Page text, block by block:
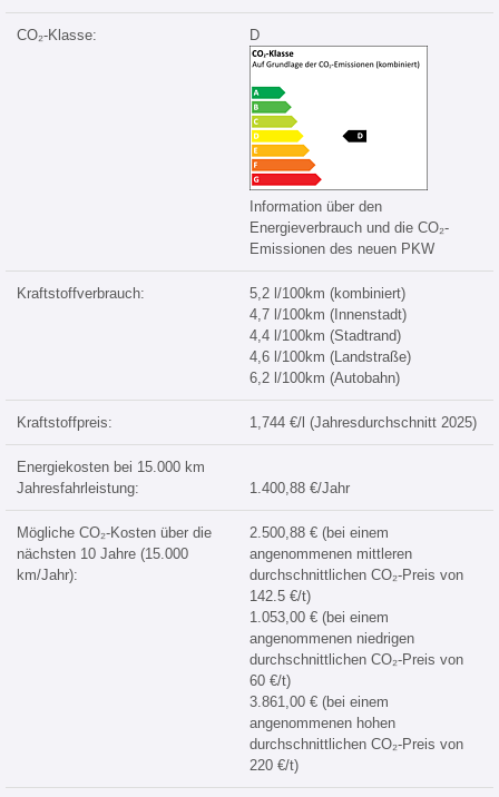
CO₂-Klasse: D
Information über den
Energieverbrauch und die CO₂-
Emissionen des neuen PKW
Kraftstoffverbrauch:
5,2 l/100km (kombiniert)
4,7 l/100km (Innenstadt)
4,4 l/100km (Stadtrand)
4,6 l/100km (Landstraße)
6,2 l/100km (Autobahn)
Kraftstoffpreis: 1,744 €/l (Jahresdurchschnitt 2025)
Energiekosten bei 15.000 km
Jahresfahrleistung:
1.400,88 €/Jahr
Mögliche CO₂-Kosten über die
nächsten 10 Jahre (15.000
km/Jahr):
2.500,88 € (bei einem
angenommenen mittleren
durchschnittlichen CO₂-Preis von
142.5 €/t)
1.053,00 € (bei einem
angenommenen niedrigen
durchschnittlichen CO₂-Preis von
60 €/t)
3.861,00 € (bei einem
angenommenen hohen
durchschnittlichen CO₂-Preis von
220 €/t)